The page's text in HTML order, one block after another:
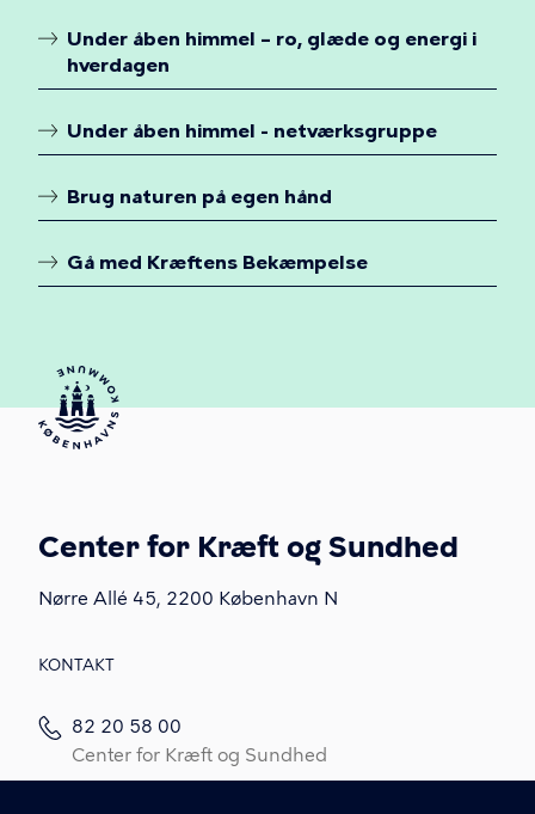
Under åben himmel – ro, glæde og energi i
hverdagen
Under åben himmel - netværksgruppe
Brug naturen på egen hånd
Gå med Kræftens Bekæmpelse
Center for Kræft og Sundhed
Nørre Allé 45, 2200 København N
KONTAKT
82 20 58 00
Center for Kræft og Sundhed